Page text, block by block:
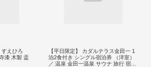
すえひろ
漆 木製 盃
【平日限定】 カダルテラス金田一 1
泊2食付き シングル宿泊券 （洋室）
／ 温泉 金田一温泉 サウナ 旅行 宿泊